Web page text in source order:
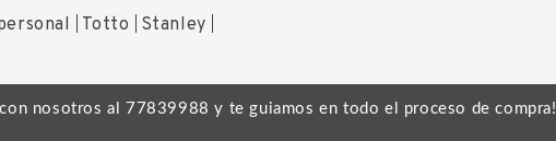
con nosotros al 77839988 y te guiamos en todo el proceso de compra!
Totto Stanley